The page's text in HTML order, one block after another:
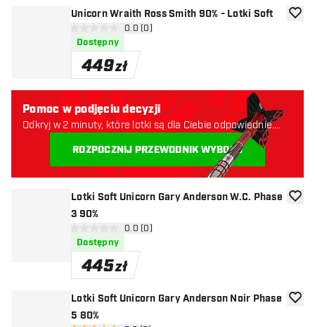
Unicorn Wraith Ross Smith 90% - Lotki Soft
otwórz panel recenzji
0 gwiazdki oceny0.0 (0)
Dostępny
449zł
Lotki Soft Unicorn Gary Anderson W.C. Phase
3 90%
otwórz panel recenzji
0 gwiazdki oceny0.0 (0)
Dostępny
445zł
Lotki Soft Unicorn Gary Anderson Noir Phase
5 80%
Pomoc w podjęciu decyzji
Odkryj w 2 minuty, które lotki są dla Ciebie odpowiednie.
ROZPOCZNIJ PRZEWODNIK WYBORU